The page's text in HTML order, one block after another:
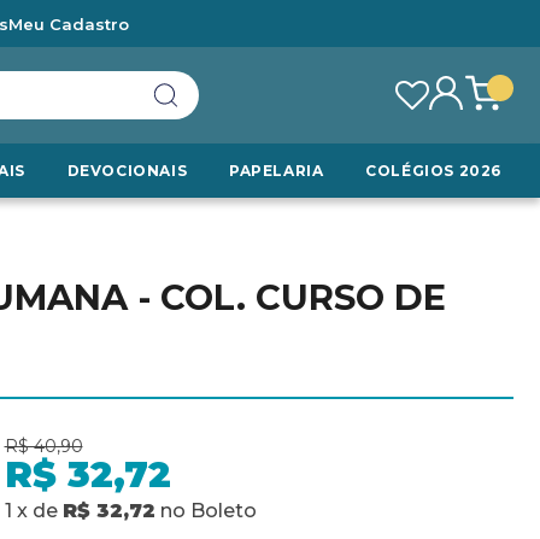
Meu Cadastro
DEVOCIONAIS PAPELARIA COLÉGIOS 2026
- COL. CURSO DE
R$ 40,90
R$ 32,72
1 x de R$ 32,72 no Boleto